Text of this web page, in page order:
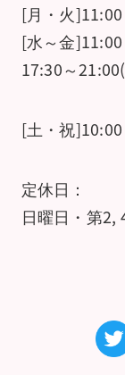
[月・火
[水～金
17:30～
[土・祝
定休日：
日曜日・第2,